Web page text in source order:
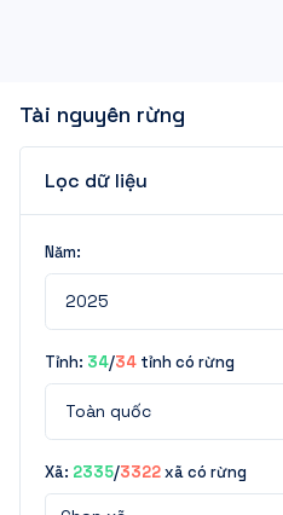
Tài nguyên rừng
Lọc dữ liệu
Năm:
2025
Tỉnh: 34/34 tỉnh có rừng
Toàn quốc
Xã: 2335/3322xã có rừng